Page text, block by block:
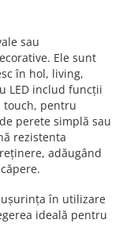
sau
Ele sunt
în hol, living,
LED includ funcții
touch, pentru
perete simplă sau
rezistenta
adăugând
în utilizare
ideală pentru